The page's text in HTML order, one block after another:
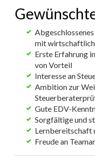
mit
Erste Erfahrung
von Vorteil
Interesse an
Ambition zur
Gute EDV-
Sorgfältige und
Lernbereitschaft
Freude an